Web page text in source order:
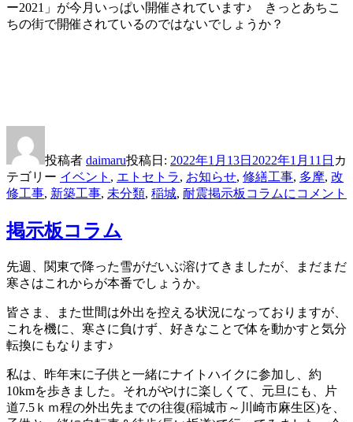
ー2021」が今月いっぱい開催されています♪ きっとあちこ
ちの街で開催されているのではないでしょうか？
投稿者 daimaru投稿日: 2022年1月13日 2022年1月11日 カ
テゴリー イベント , エトセトラ, お知らせ, 修繕工事, 多摩, 改
修工事, 新築工事, 未分類, 稲城, 耐震掲示板コラムに コメント
掲示板コラム
先週、関東で降った雪がだいぶ溶けてきましたが、まだまだ
寒さはこれからが本番でしょうか。
皆さま、また世間は外出を控える状況になっておりますが、
これを機に、寒さに負けず、好きなことで体を動かすと気分
転換にもなります♪
私は、昨年末に子供と一緒にナイトハイクに参加し、約
10kmを歩きました。それがやけに楽しくて、元旦にも、片
道7.5ｋｍ程の外出先までの往復(稲城市～川崎市麻生区)を、